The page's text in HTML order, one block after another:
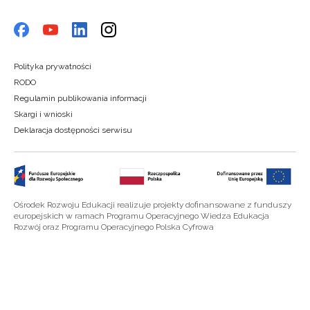
Polityka prywatności
RODO
Regulamin publikowania informacji
Skargi i wnioski
Deklaracja dostępności serwisu
Ośrodek Rozwoju Edukacji realizuje projekty dofinansowane z funduszy
europejskich w ramach Programu Operacyjnego Wiedza Edukacja
Rozwój oraz Programu Operacyjnego Polska Cyfrowa